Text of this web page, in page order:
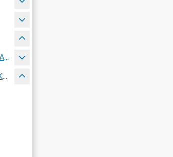
UCHWAŁY RADY GMINY IX KADENCJI 2024-2029
UCHWAŁY RADY GMINY VIII KADENCJI 2018-2023